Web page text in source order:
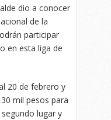
dio a conocer
de la
participar
en esta liga de
20 de febrero y
mil pesos para
lugar y